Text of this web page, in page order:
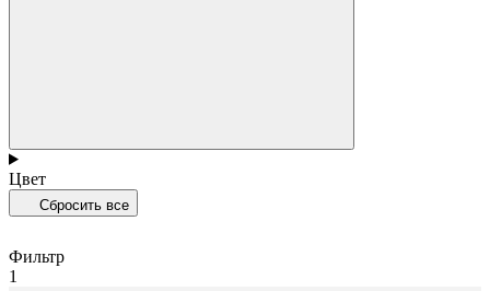
Цвет
Сбросить все
Фильтр
1